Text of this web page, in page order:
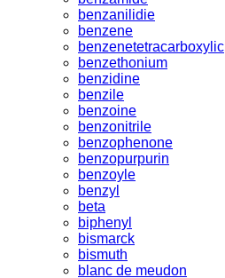
benzanilidie
benzene
benzenetetracarboxylic
benzethonium
benzidine
benzile
benzoine
benzonitrile
benzophenone
benzopurpurin
benzoyle
benzyl
beta
biphenyl
bismarck
bismuth
blanc de meudon